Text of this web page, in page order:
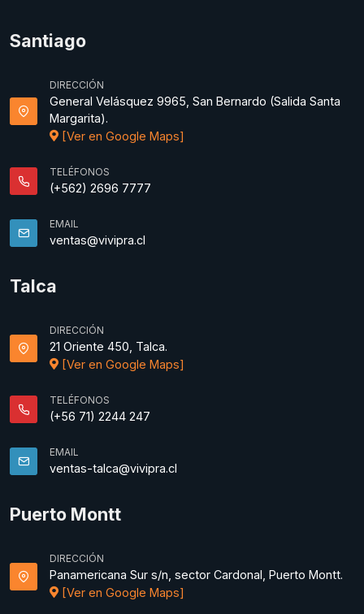
Santiago
DIRECCIÓN
General Velásquez 9965, San Bernardo (Salida Santa
Margarita).
[Ver en Google Maps]
TELÉFONOS
(+562) 2696 7777
EMAIL
ventas@vivipra.cl
Talca
DIRECCIÓN
21 Oriente 450, Talca.
[Ver en Google Maps]
TELÉFONOS
(+56 71) 2244 247
EMAIL
ventas-talca@vivipra.cl
Puerto Montt
DIRECCIÓN
Panamericana Sur s/n, sector Cardonal, Puerto Montt.
[Ver en Google Maps]